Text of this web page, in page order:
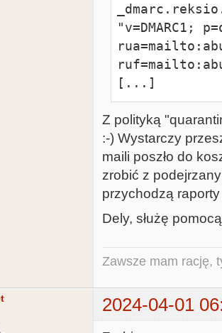
"v=DMARC1;
[...]
Z polityką
:-) Wystarczy
maili poszło do
zrobić z
przychodzą
Dely, służę
Zawsze mam rację,
2024-04-01